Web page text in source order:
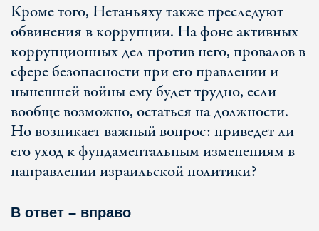
Кроме того, Нетаньяху также преследуют
обвинения в коррупции. На фоне активных
коррупционных дел против него, провалов в
сфере безопасности при его правлении и
нынешней войны ему будет трудно, если
вообще возможно, остаться на должности.
Но возникает важный вопрос: приведет ли
его уход к фундаментальным изменениям в
направлении израильской политики?
В ответ – вправо